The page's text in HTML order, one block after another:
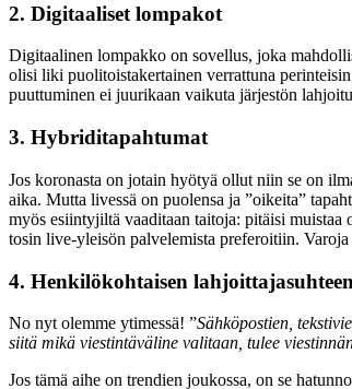
2. Digitaaliset lompakot
Digitaalinen lompakko on sovellus, joka
olisi liki puolitoistakertainen verrattuna
puuttuminen ei juurikaan vaikuta järjestön
3. Hybriditapahtumat
Jos koronasta on jotain hyötyä ollut niin se on
aika. Mutta livessä on puolensa ja ”oikeita”
myös esiintyjiltä vaaditaan taitoja: pitäisi
tosin live-yleisön palvelemista preferoitiin.
4. Henkilökohtaisen
No nyt olemme ytimessä! ”Sähköpostien,
siitä mikä viestintäväline valitaan, tulee
Jos tämä aihe on trendien joukossa, on se